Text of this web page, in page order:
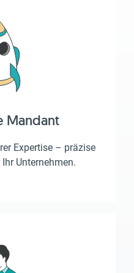
Mandant
Expertise – präzise
Unternehmen.